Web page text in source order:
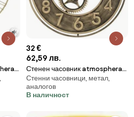
32 €
62,59 лв.
Стенен часовник atmosphera
Jacob, Ø48 см, Метал, Златен
цвят
Стенни часовници, метал,
аналогов
В наличност